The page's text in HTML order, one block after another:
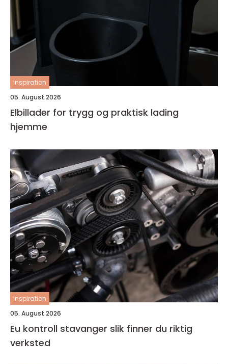
inspiration
05. August 2026
Elbillader for trygg og praktisk lading
hjemme
inspiration
05. August 2026
Eu kontroll stavanger slik finner du riktig
verksted